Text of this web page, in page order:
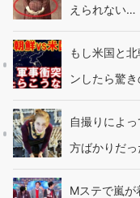
えられない…
もし米国と
ンしたら驚
自撮りによ
方ばかりだ
Mステで嵐